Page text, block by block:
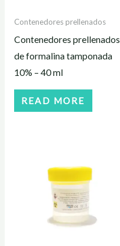
Contenedores prellenados
Contenedores prellenados
de formalina tamponada
10% – 40 ml
READ MORE